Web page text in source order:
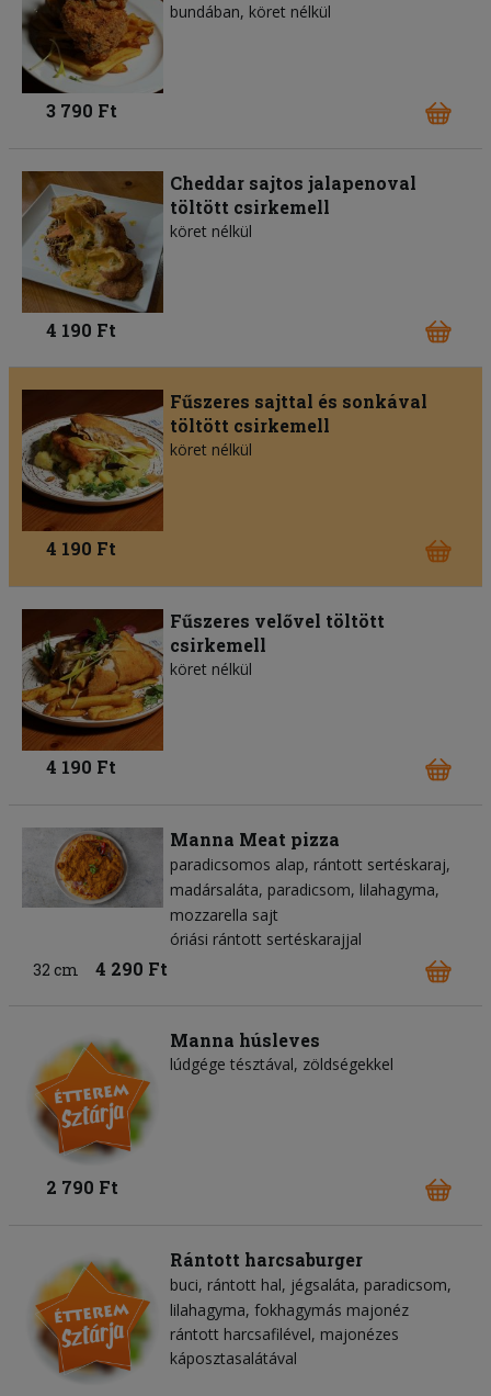
bundában, köret nélkül
3 790 Ft
Cheddar sajtos jalapenoval
töltött csirkemell
köret nélkül
4 190 Ft
Fűszeres sajttal és sonkával
töltött csirkemell
köret nélkül
4 190 Ft
Fűszeres velővel töltött
csirkemell
köret nélkül
4 190 Ft
Manna Meat pizza
paradicsomos alap rántott sertéskaraj
madársaláta paradicsom lilahagyma
mozzarella sajt
óriási rántott sertéskarajjal
32 cm
4 290 Ft
Manna húsleves
lúdgége tésztával, zöldségekkel
2 790 Ft
Rántott harcsaburger
buci rántott hal jégsaláta paradicsom
lilahagyma fokhagymás majonéz
rántott harcsafilével, majonézes
káposztasalátával